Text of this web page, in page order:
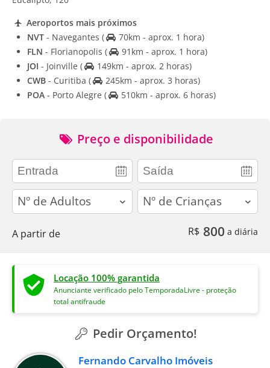
Aeroportos mais próximos
NVT - Navegantes (
70km - aprox. 1 hora)
FLN - Florianopolis (
91km - aprox. 1 hora)
JOI - Joinville (
149km - aprox. 2 horas)
CWB - Curitiba (
245km - aprox. 3 horas)
POA - Porto Alegre ( 510km - aprox. 6 horas)
Preço e disponibilidade
adults children
A partir de R$ 800 a diária
Locação 100% garantida
Anunciante verificado pelo TemporadaLivre - proteção
total antifraude
Pedir Orçamento!
Fernando Carvalho Imóveis